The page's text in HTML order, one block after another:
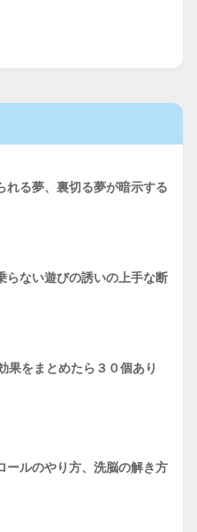
れる夢、裏切る夢が暗示する
らない遊びの誘いの上手な断
果をまとめたら３０個あり
ールのやり方、洗脳の解き方